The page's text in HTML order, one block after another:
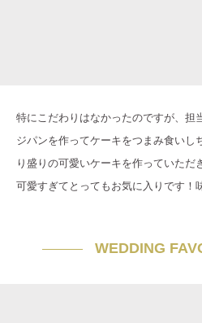
特にこだわりはなかったのですが、担
ジパンを作ってケーキをつまみ食いし
り盛りの可愛いケーキを作っていただ
可愛すぎてとってもお気に入りです！
WEDDING